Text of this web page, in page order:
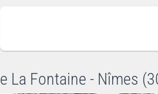
La Fontaine - Nîmes